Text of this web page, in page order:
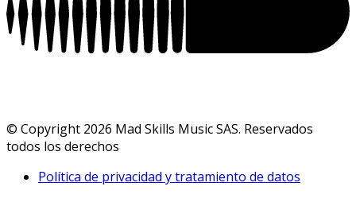
© Copyright 2026 Mad Skills Music SAS. Reservados
todos los derechos
Política de privacidad y tratamiento de datos